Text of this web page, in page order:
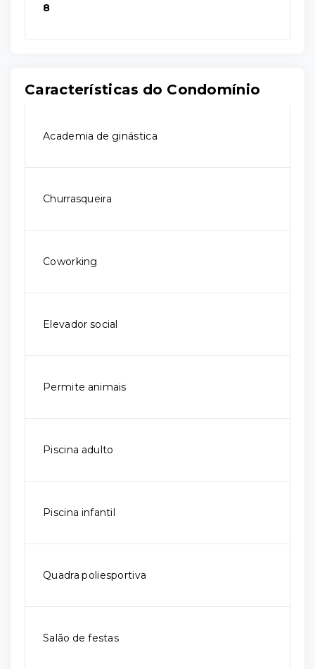
8
Características do Condomínio
Academia de ginástica
Churrasqueira
Coworking
Elevador social
Permite animais
Piscina adulto
Piscina infantil
Quadra poliesportiva
Salão de festas